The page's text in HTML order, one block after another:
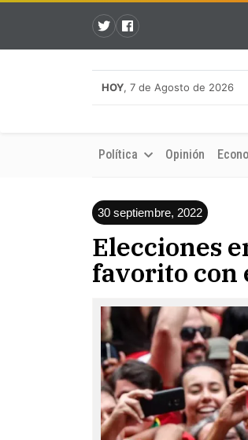
HOY, 7 de Agosto de 2026
Política Opinión
30 septiembre, 2022
Elecciones
favorito con